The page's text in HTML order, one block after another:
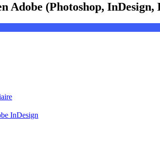
Adobe (Photoshop,
InDesign